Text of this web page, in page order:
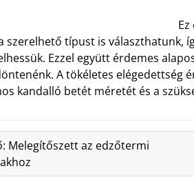
szerelhető típust is választhatunk,
Ezzel együtt érdemes
A tökéletes elégedettség
kandalló betét méretét és a
Melegítőszett az edzőtermi